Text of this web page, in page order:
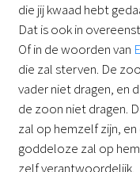
die jij kwaad hebt
Dat is ook in
Of in de woorden van
die zal sterven. De
vader niet dragen, en
de zoon niet dragen.
zal op hemzelf zijn,
goddeloze zal op
zelf verantwoordelijk.